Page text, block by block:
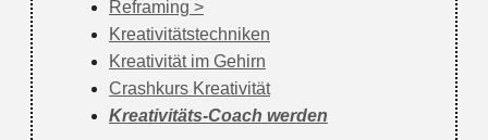
Reframing
Kreativitätstechniken
Kreativität im Gehirn
Crashkurs Kreativität
Kreativitäts-Coach werden